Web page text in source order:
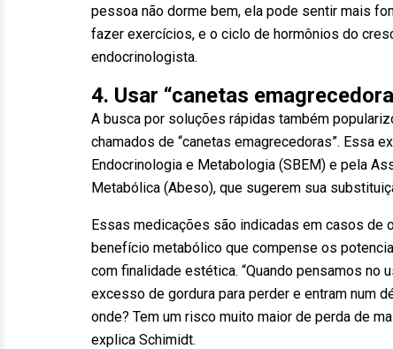
pessoa não dorme bem, ela pode sentir mais
fazer exercícios, e o ciclo de hormônios do
endocrinologista.
4. Usar “canetas
A busca por soluções rápidas também
chamados de “canetas emagrecedoras”. Essa
Endocrinologia e Metabologia (SBEM) e pela
Metabólica (Abeso), que sugerem sua
Essas medicações são indicadas em casos de
benefício metabólico que compense os
com finalidade estética. “Quando pensamos
excesso de gordura para perder e entram num
onde? Tem um risco muito maior de perda de
explica Schimidt.